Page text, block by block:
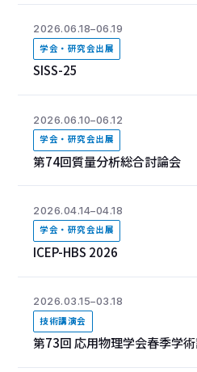
2026.06.18–06.19
学会・研究会出展
SISS-25
2026.06.10–06.12
学会・研究会出展
第74回質量分析総合討論会
2026.04.14–04.18
学会・研究会出展
ICEP-HBS 2026
2026.03.15–03.18
技術講演会
第73回 応用物理学会春季学